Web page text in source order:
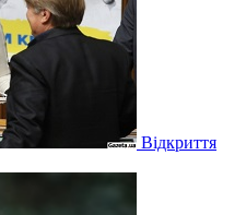
Відкриття